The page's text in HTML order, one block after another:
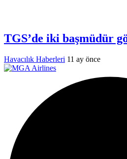
TGS’de iki başmüdür
Havacılık Haberleri 11 ay önce